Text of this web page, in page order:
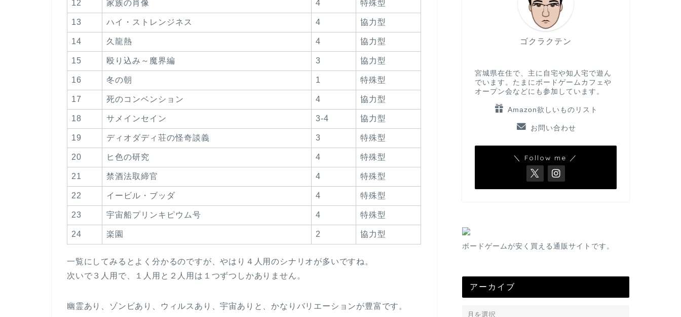
12 家族の肖像 4 特殊型
13 ハイ・ストレンジネス 4 協力型
14 久龍熱 4 協力型
15 殴り込み～魔界編 3 協力型
16 冬の朝 1 特殊型
17 死のコンベンション 4 協力型
18 サメインセイン 3-4 協力型
19 ディオダディ荘の怪奇談義 3 特殊型
20 ヒ色の研究 4 特殊型
21 禁酒法取締官 4 特殊型
22 イービル・ブッダ 4 特殊型
23 宇宙船プリンキピウム号 4 特殊型
24 楽園 2 協力型
一覧にしてみるとよく分かるのですが、やはり４人用のシナリオが多いですね。
次いで３人用で、１人用と２人用は１つずつしかありません。
幽霊あり、ゾンビあり、ウィルスあり、宇宙ありと、かなりバリエーションが豊富です。
ゴクラクテン
宮城県在住で、主に自宅や知人宅で遊ん
でいます。たまにボードゲームカフェや
オープン会などにも参加しています。
Amazon欲しいものリスト
お問い合わせ
＼ Follow me ／
ボードゲームが安く買える通販サイトです。
アーカイブ